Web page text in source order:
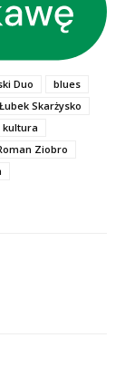
Duo
blues
Skarżysko
kultura
Ziobro